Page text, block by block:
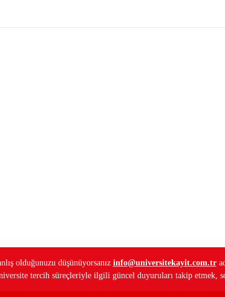
olduğunuzu düşünüyorsanız info@universitekayit.com.tr
tercih süreçleriyle ilgili güncel duyuruları takip etmek,